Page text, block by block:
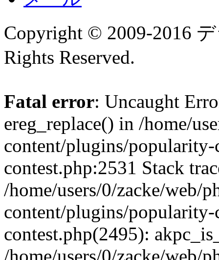
Copyright © 2009-2016
Rights Reserved.
Fatal error: Uncaught
ereg_replace() in /home/
content/plugins/
contest.php:2531 Stack
/home/users/0/zacke/web/
content/plugins/
contest.php(2495):
/home/users/0/zacke/web/